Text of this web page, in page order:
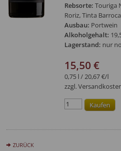
Rebsorte: Touriga
Roriz, Tinta Barroca
Ausbau: Portwein
Alkoholgehalt:
Lagerstand: nur
15,50 €
0,75 l / 20,67 €/l
zzgl.
ZURÜCK